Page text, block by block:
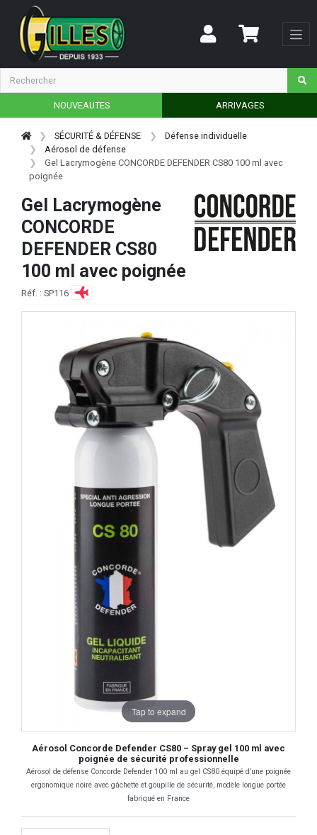
NOUVEAUTES ARRIVAGES
SÉCURITÉ & DÉFENSE
Défense individuelle
Aérosol de défense
Gel Lacrymogène CONCORDE DEFENDER CS80 100 ml avec
poignée
Gel Lacrymogène
CONCORDE
DEFENDER CS80
100 ml avec poignée
Réf. : SP116
Tap to expand
Aérosol Concorde Defender CS80 – Spray gel 100 ml avec
poignée de sécurité professionnelle
Aérosol de défense Concorde Defender 100 ml au gel CS80 équipé d’une poignée
ergonomique noire avec gâchette et goupille de sécurité, modèle longue portée
fabriqué en France